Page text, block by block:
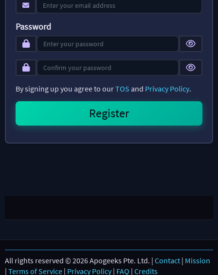
Password
By signing up you agree to ourTOS and Privacy Policy.
All rights reserved © 2026 Apogeeks Pte. Ltd. | Contact | Mission
| Terms of Service | Privacy Policy| FAQ | Credits